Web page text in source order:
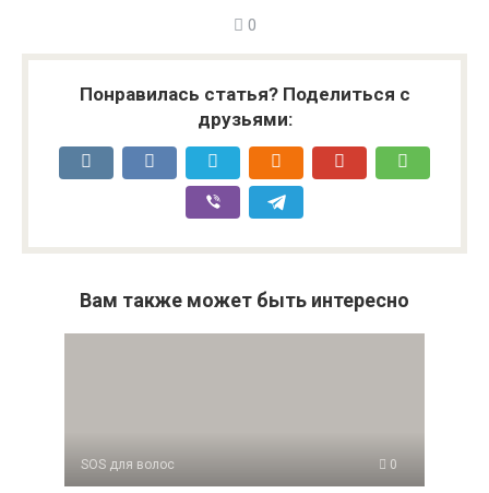
0
Понравилась статья? Поделиться с
друзьями:
Вам также может быть интересно
SOS для волос 0